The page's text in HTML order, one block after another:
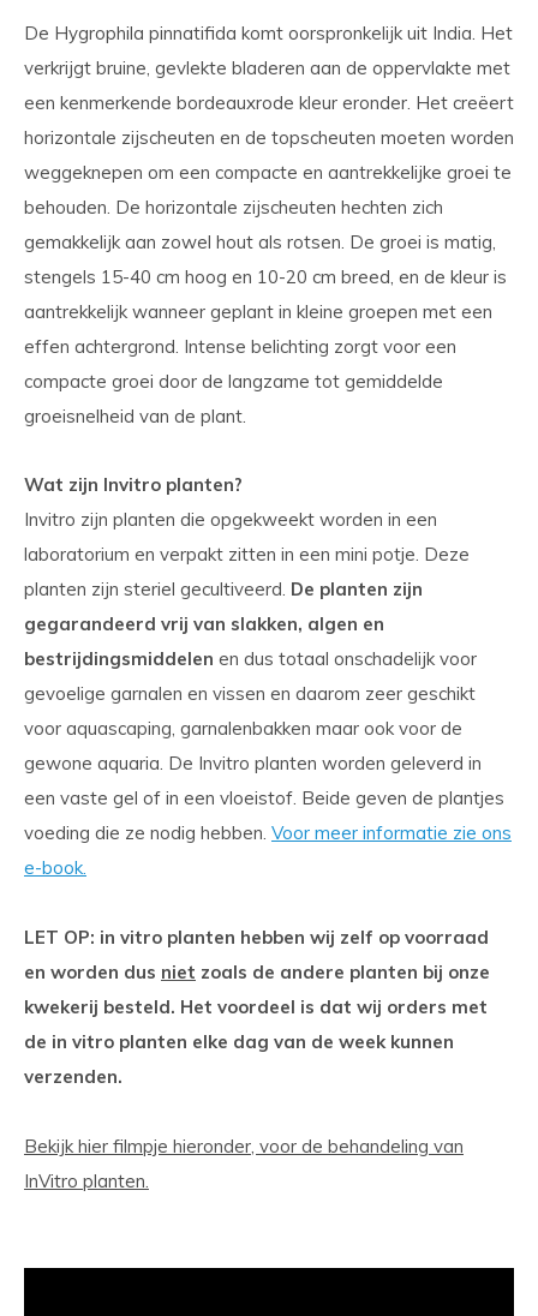
De Hygrophila pinnatifida komt oorspronkelijk uit India. Het
verkrijgt bruine, gevlekte bladeren aan de oppervlakte met
een kenmerkende bordeauxrode kleur eronder. Het creëert
horizontale zijscheuten en de topscheuten moeten worden
weggeknepen om een compacte en aantrekkelijke groei te
behouden. De horizontale zijscheuten hechten zich
gemakkelijk aan zowel hout als rotsen. De groei is matig,
stengels 15-40 cm hoog en 10-20 cm breed, en de kleur is
aantrekkelijk wanneer geplant in kleine groepen met een
effen achtergrond. Intense belichting zorgt voor een
compacte groei door de langzame tot gemiddelde
groeisnelheid van de plant.
Wat zijn Invitro planten?
Invitro zijn planten die opgekweekt worden in een
laboratorium en verpakt zitten in een mini potje. Deze
planten zijn steriel gecultiveerd. De planten zijn
gegarandeerd vrij van slakken, algen en
bestrijdingsmiddelen en dus totaal onschadelijk voor
gevoelige garnalen en vissen en daarom zeer geschikt
voor aquascaping, garnalenbakken maar ook voor de
gewone aquaria. De Invitro planten worden geleverd in
een vaste gel of in een vloeistof. Beide geven de plantjes
voeding die ze nodig hebben. Voor meer informatie zie ons
e-book.
LET OP: in vitro planten hebben wij zelf op voorraad
en worden dus niet zoals de andere planten bij onze
kwekerij besteld. Het voordeel is dat wij orders met
de in vitro planten elke dag van de week kunnen
verzenden.
Bekijk hier filmpje hieronder, voor de behandeling van
InVitro planten.